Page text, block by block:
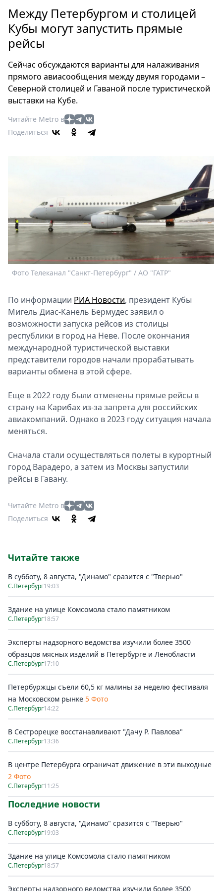
Россия
Мир
Туризм
Мода
Театр
Кино
Афиша
Книги
Metro
Стримы
Спецпроекты
Выборы
2026
Между Петербургом и столицей
Кубы могут запустить прямые
рейсы
Сейчас обсуждаются варианты для налаживания
прямого авиасообщения между двумя городами –
Северной столицей и Гаваной после туристической
выставки на Кубе.
Читайте Metro в
Поделиться
Фото Телеканал "Санкт-Петербург" / АО "ГАТР"
По информации РИА Новости, президент Кубы
Мигель Диас-Канель Бермудес заявил о
возможности запуска рейсов из столицы
республики в город на Неве. После окончания
международной туристической выставки
представители городов начали прорабатывать
варианты обмена в этой сфере.
Еще в 2022 году были отменены прямые рейсы в
страну на Карибах из-за запрета для российских
авиакомпаний. Однако в 2023 году ситуация начала
меняться.
Сначала стали осуществляться полеты в курортный
город Варадеро, а затем из Москвы запустили
рейсы в Гавану.
Читайте Metro в
Поделиться
Читайте также
В субботу, 8 августа, "Динамо" сразится с "Тверью"
С.Петербург19:03
Здание на улице Комсомола стало памятником
С.Петербург18:57
Эксперты надзорного ведомства изучили более 3500
образцов мясных изделий в Петербурге и Ленобласти
С.Петербург17:10
Петербуржцы съели 60,5 кг малины за неделю фестиваля
на Московском рынке 5 Фото
С.Петербург14:22
В Сестрорецке восстанавливают "Дачу Р. Павлова"
С.Петербург13:36
В центре Петербурга ограничат движение в эти выходные
2 Фото
С.Петербург11:25
Последние новости
В субботу, 8 августа, "Динамо" сразится с "Тверью"
С.Петербург19:03
Здание на улице Комсомола стало памятником
С.Петербург18:57
Эксперты надзорного ведомства изучили более 3500